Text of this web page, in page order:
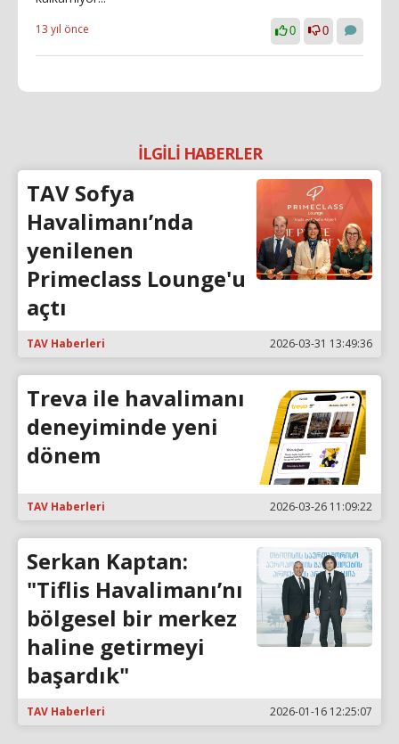
13 yıl önce 0 0
İLGİLİ HABERLER
TAV Sofya
Havalimanı’nda
yenilenen
Primeclass Lounge'u
açtı
TAV Haberleri 2026-03-31 13:49:36
Treva ile havalimanı
deneyiminde yeni
dönem
TAV Haberleri 2026-03-26 11:09:22
Serkan Kaptan:
"Tiflis Havalimanı’nı
bölgesel bir merkez
haline getirmeyi
başardık"
TAV Haberleri 2026-01-16 12:25:07